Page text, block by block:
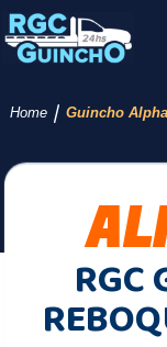
Home / Guincho
RGC